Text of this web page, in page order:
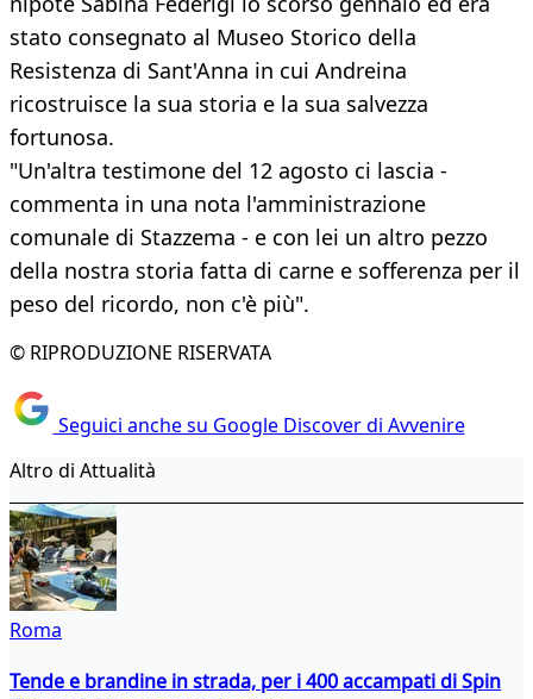
stato consegnato al Museo Storico della
Resistenza di Sant'Anna in cui Andreina
ricostruisce la sua storia e la sua salvezza
fortunosa.
"Un'altra testimone del 12 agosto ci lascia -
commenta in una nota l'amministrazione
comunale di Stazzema - e con lei un altro pezzo
della nostra storia fatta di carne e sofferenza per il
peso del ricordo, non c'è più".
© RIPRODUZIONE RISERVATA
Seguici anche su Google Discover di Avvenire
Altro di Attualità
Roma
Tende e brandine in strada, per i 400 accampati di Spin